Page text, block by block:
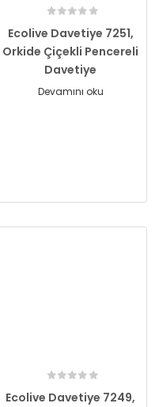
Ecolive Davetiye 7251,
Orkide Çiçekli Pencereli
Davetiye
Devamını oku
Ecolive Davetiye 7249,